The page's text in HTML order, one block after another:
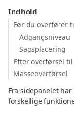
Indhold
Før du overfører
Adgangsniveau
Sagsplacering
Efter overførsel til
Masseoverførsel
Fra sidepanelet
forskellige